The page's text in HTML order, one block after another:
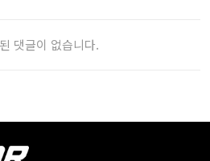
댓글이 없습니다.